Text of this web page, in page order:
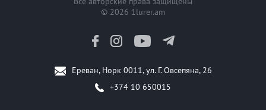
Состоялся телефонный разговор Никола Пашиняна и Дональда
президента Азербайджана
© 2026 1lurer.am
Ереван, Норк 0011, ул. Г. Овсепяна, 26
+374 10 650015